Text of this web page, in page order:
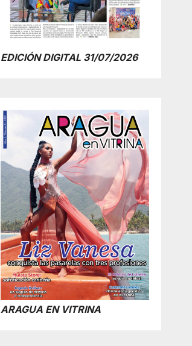
EDICIÓN DIGITAL 31/07/2026
ARAGUA EN VITRINA